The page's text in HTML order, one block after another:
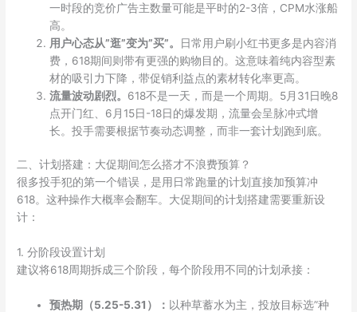
一时段的竞价广告主数量可能是平时的2-3倍，CPM水涨船
高。
用户心态从”逛”变为”买”。
日常用户刷小红书更多是内容消
费，618期间则带有更强的购物目的。这意味着纯内容型素
材的吸引力下降，带促销利益点的素材转化率更高。
流量波动剧烈。 618不是一天，而是一个周期。5月31日晚8
点开门红、6月15日-18日的爆发期，流量会呈脉冲式增
长。投手需要根据节奏动态调整，而非一套计划跑到底。
二、计划搭建：大促期间怎么搭才不浪费预算？
很多投手犯的第一个错误，是用日常跑量的计划直接加预算冲
618。这种操作大概率会翻车。大促期间的计划搭建需要重新设
计：
1. 分阶段设置计划
建议将618周期拆成三个阶段，每个阶段用不同的计划承接：
预热期（5.25-5.31）： 以种草蓄水为主，投放目标选”种